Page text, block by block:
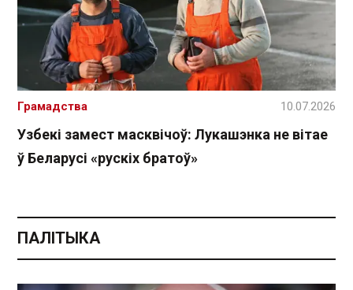
Узбекі замест масквічоў: Лукашэнка не вітае
ў Беларусі «рускіх братоў»
Грамадства 10.07.2026
ПАЛІТЫКА